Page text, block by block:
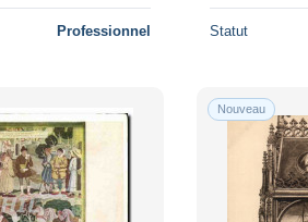
Professionnel Statut
Nouveau